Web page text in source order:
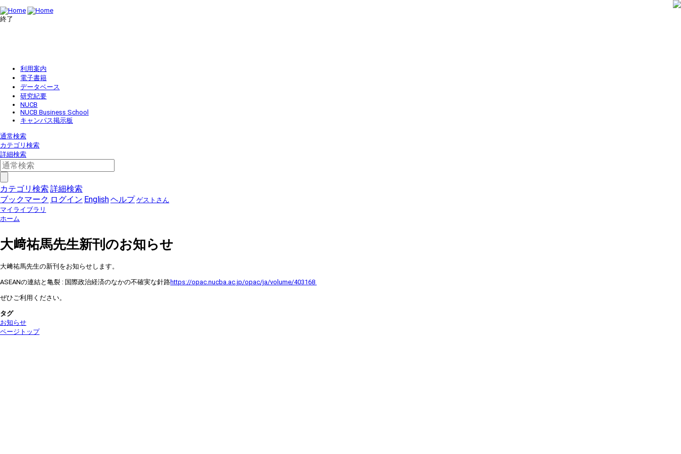
終了
利用案内
電子書籍
データベース
研究紀要
NUCB
NUCB Business School
キャンパス掲示板
通常検索
カテゴリ検索
詳細検索
カテゴリ検索 詳細検索
ブックマーク ログイン Englishヘルプ ゲストさん
マイライブラリ
ホーム
大﨑祐馬先生新刊のお知らせ
大﨑祐馬先生の新刊をお知らせします。
ASEANの連結と亀裂 : 国際政治経済のなかの不確実な針路https://opac.nucba.ac.jp/opac/ja/volume/403168
ぜひご利用ください。
タグ
お知らせ
ページトップ